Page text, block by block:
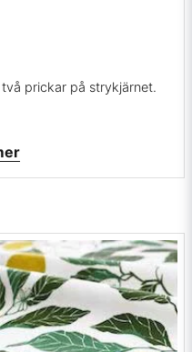
prickar på strykjärnet.